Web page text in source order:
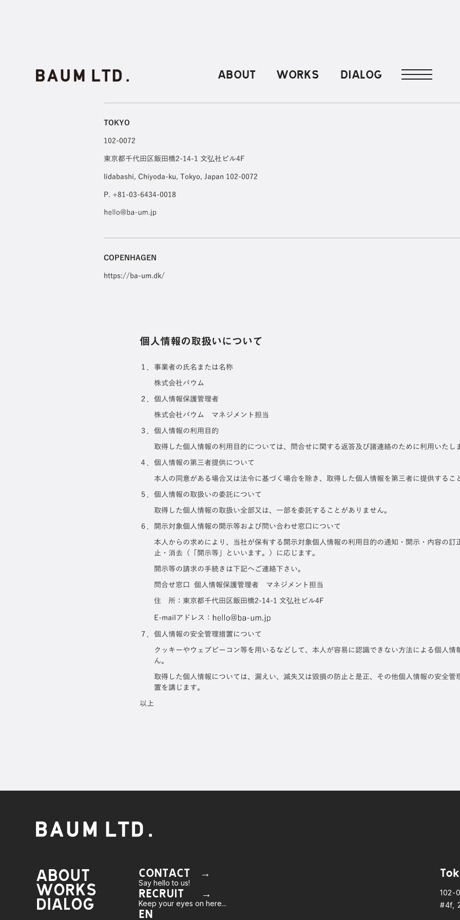
ABOUT WORKS DIALOG
TOKYO
102-0072
東京都千代田区飯田橋2-14-1 文弘社ビル4F
Iidabashi, Chiyoda-ku, Tokyo, Japan 102-0072
P. +81-03-6434-0018
COPENHAGEN
https://ba-um.dk/
個人情報の取扱いについて
１．事業者の氏名または名称
株式会社バウム
２．個人情報保護管理者
株式会社バウム マネジメント担当
３．個人情報の利用目的
取得した個人情報の利用目的については、問合せに関する返答及び諸連絡のために利用いたし
４．個人情報の第三者提供について
本人の同意がある場合又は法令に基づく場合を除き、取得した個人情報を第三者に提供するこ
５．個人情報の取扱いの委託について
取得した個人情報の取扱い全部又は、一部を委託することがありません。
６．開示対象個人情報の開示等および問い合わせ窓口について
本人からの求めにより、当社が保有する開示対象個人情報の利用目的の通知・開示・内容の訂
止・消去（「開示等」といいます。）に応じます。
開示等の請求の手続きは下記へご連絡下さい。
問合せ窓口 個人情報保護管理者 マネジメント担当
住 所：東京都千代田区飯田橋2-14-1 文弘社ビル4F
E-mailアドレス：
７．個人情報の安全管理措置について
クッキーやウェブビーコン等を用いるなどして、本人が容易に認識できない方法による個人情
ん。
取得した個人情報については、漏えい、滅失又は毀損の防止と是正、その他個人情報の安全管
置を講じます。
以上
ABOUT
WORKS
DIALOG
CONTACT →
Say hello to us!
RECRUIT →
Keep your eyes on here...
EN
102-
#4f,